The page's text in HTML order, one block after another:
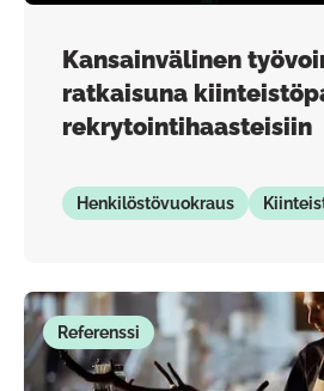
Kansainvälinen
ratkaisuna
rekrytointihaasteisiin
Henkilöstövuokraus
Referenssi